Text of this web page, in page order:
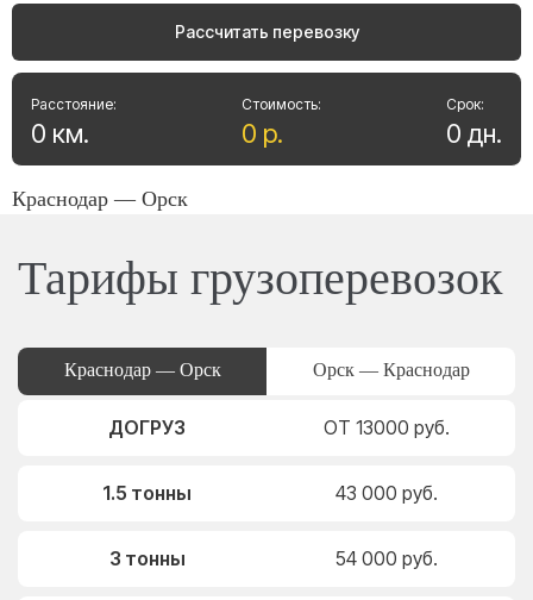
Рассчитать перевозку
Стоимость:
0 р.
Расстояние:
0 км.
Срок:
0 дн.
Краснодар — Орск
Тарифы грузоперевозок
Краснодар — Орск Орск — Краснодар
ДОГРУЗ ОТ 13000 руб.
1.5 тонны 43 000 руб.
3 тонны 54 000 руб.